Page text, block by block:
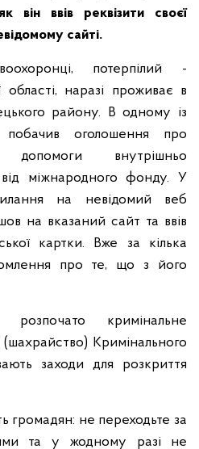
він ввів реквізити своєї
сайті.
потерпілий -
області, наразі проживає в
району. В одному із
побачив оголошення про
допомоги внутрішньо
міжнародного фонду. У
на невідомий веб
на вказаний сайт та ввів
картки. Вже за кілька
про те, що з його
кримінальне
Кримінального
заходи для розкриття
громадян: не переходьте за
та у жодному разі не